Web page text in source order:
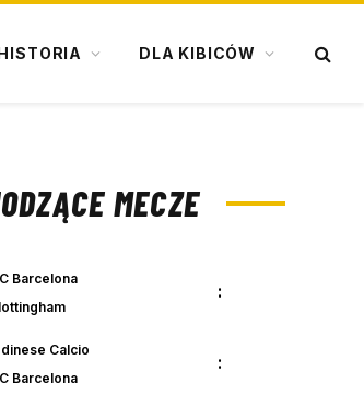
DLA KIBICÓW
MECZE
Barcelona
:
Calcio
Barcelona
: